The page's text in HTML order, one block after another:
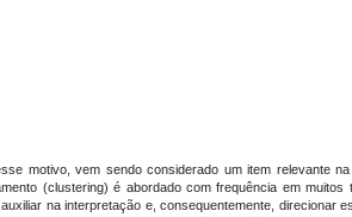
motivo, vem sendo considerado um item relevante
(clustering) é abordado com frequência em muitos
na interpretação e, consequentemente, direcionar